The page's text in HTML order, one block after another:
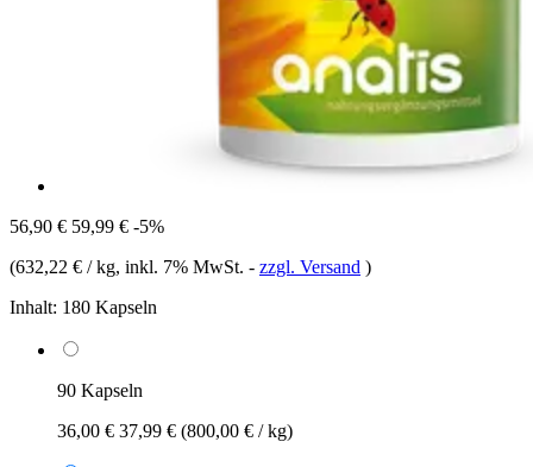
56,90 € 59,99 € -5%
(632,22 € / kg, inkl. 7% MwSt. - zzgl. Versand )
Inhalt: 180 Kapseln
90 Kapseln
36,00 € 37,99 € (800,00 € / kg)